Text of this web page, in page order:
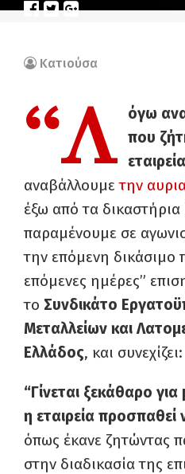
Κατιούσα
“Λ
όγω
που
αναβάλλουμετην
έξω από τα
παραμένουμε σε
την επόμενη δικάσιμο
επόμενες ημέρες”
το Συνδικάτο
Μεταλλείων και
Ελλάδος, και συνεχίζει:
“Γίνεται ξεκάθαρο
η εταιρεία προσπαθεί
όπως έκανε ζητώντας
στην διαδικασία της